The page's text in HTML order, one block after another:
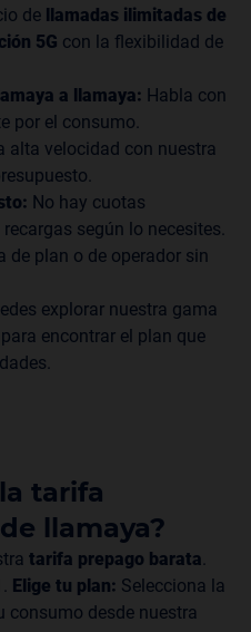
de llamadas ilimitadas de
5G con la flexibilidad de
a llamaya: Habla con
por el consumo.
alta velocidad con nuestra
No hay cuotas
según lo necesites.
de plan o de operador sin
explorar nuestra gama
para encontrar el plan que
tarifa
llamaya?
tarifa prepago barata.
Elige tu plan: Selecciona la
consumo desde nuestra